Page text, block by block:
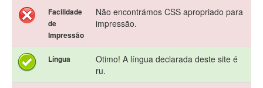
Facilidade
de
Impressão
Não encontrámos CSS apropriado para
impressão.
Língua
Otimo! A língua declarada deste site é
ru.